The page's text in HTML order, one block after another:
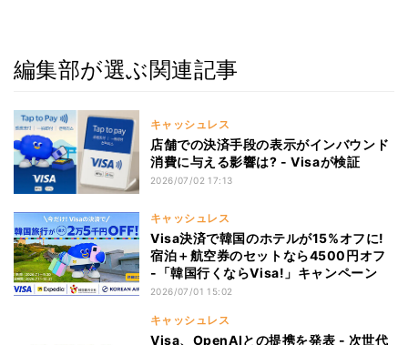
編集部が選ぶ関連記事
キャッシュレス
店舗での決済手段の表示がインバウンド
消費に与える影響は? - Visaが検証
2026/07/02 17:13
キャッシュレス
Visa決済で韓国のホテルが15%オフに!
宿泊＋航空券のセットなら4500円オフ
-「韓国行くならVisa!」キャンペーン
2026/07/01 15:02
キャッシュレス
Visa、OpenAIとの提携を発表 - 次世代